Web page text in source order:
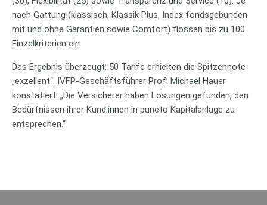
nach Gattung (klassisch, Klassik Plus, Index fondsgebunden
mit und ohne Garantien sowie Comfort) flossen bis zu 100
Einzelkriterien ein.
Das Ergebnis überzeugt: 50 Tarife erhielten die Spitzennote
„exzellent“. IVFP-Geschäftsführer Prof. Michael Hauer
konstatiert: „Die Versicherer haben Lösungen gefunden, den
Bedürfnissen ihrer Kund:innen in puncto Kapitalanlage zu
entsprechen.“